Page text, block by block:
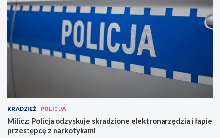
KRADZIEŻ POLICJA
Milicz: Policja odzyskuje skradzione elektronarzędzia i łapie
przestępcę z narkotykami